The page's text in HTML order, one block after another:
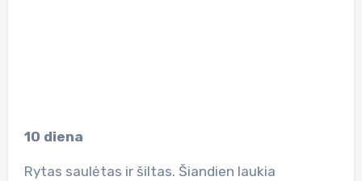
10 diena
Rytas saulėtas ir šiltas. Šiandien laukia